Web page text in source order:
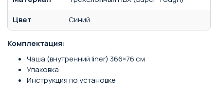
Цвет
Синий
Комплектация:
Чаша (внутренний liner) 366×76 см
Упаковка
Инструкция по установке